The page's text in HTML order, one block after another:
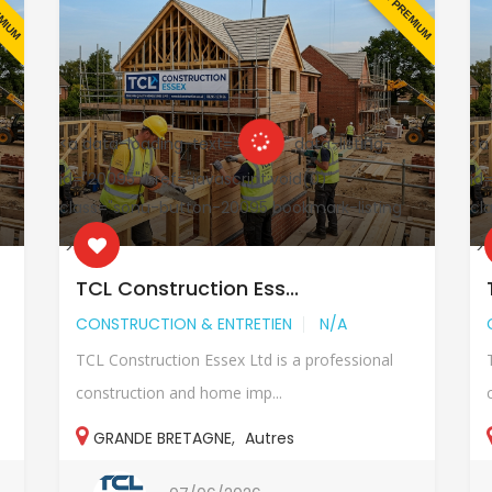
EN PREMIUM
<a data-loading-text="
" data-listing-
id="20095" href="javascript:void(0)"
class="sonu-button-20095 bookmark-listing
">
TCL Construction Ess...
CONSTRUCTION & ENTRETIEN N/A
TCL Construction Essex Ltd is a professional
construction and home imp...
GRANDE BRETAGNE, Autres
">